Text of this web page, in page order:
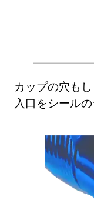
カップの穴も
入口をシール